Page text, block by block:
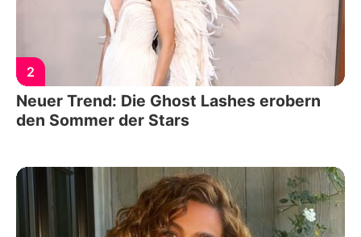
2
Neuer Trend: Die Ghost Lashes erobern
den Sommer der Stars